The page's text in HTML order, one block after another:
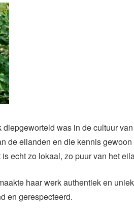
was in de cultuur
de eilanden en die kennis gewoon
echt zo lokaal, zo puur van het
haar werk authentiek en
en gerespecteerd.